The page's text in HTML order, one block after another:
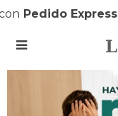
Express||
